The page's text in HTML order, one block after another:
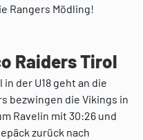
Rangers Mödling!
Raiders Tirol
der U18 geht an die
bezwingen die Vikings in
Ravelin mit 30:26 und
zurück nach